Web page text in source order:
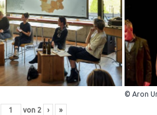
© Aron
von 2 › »